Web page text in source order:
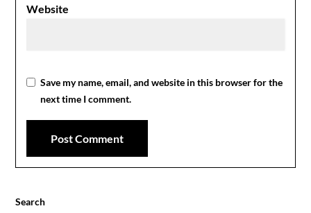
Website
Save my name, email, and website in this browser for the
next time I comment.
Search